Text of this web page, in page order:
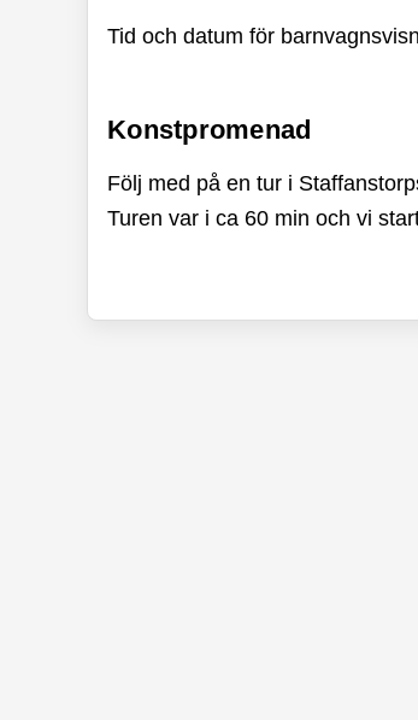
Tid och datum för
Konstpromenad
Följ med på en tur i
Turen var i ca 60 min och vi